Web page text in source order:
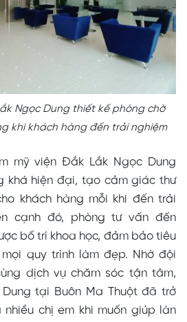
Ngọc Dung thiết kế phòng chờ
khi khách hàng đến trải nghiệm
mỹ viện Đắk Lắk Ngọc Dung
khá hiện đại, tạo cảm giác thư
khách hàng mỗi khi đến trải
cạnh đó, phòng tư vấn đến
bố trí khoa học, đảm bảo tiêu
quy trình làm đẹp. Nhờ đội
dịch vụ chăm sóc tận tâm,
tại Buôn Ma Thuột đã trở
chị em khi muốn giúp làn